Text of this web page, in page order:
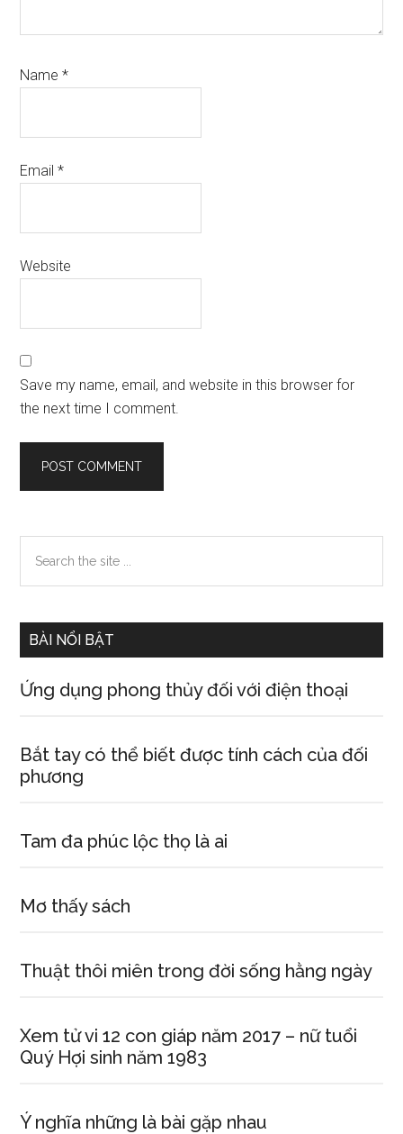
Name*
Email*
Website
Save my name, email, and website in this browser for
the next time I comment.
Primary
Sidebar
the
BÀI NỔI BẬT
Ứng dụng phong thủy đối với điện thoại
Bắt tay có thể biết được tính cách của đối
phương
Tam đa phúc lộc thọ là ai
Mơ thấy sách
Thuật thôi miên trong đời sống hằng ngày
Xem tử vi 12 con giáp năm 2017 – nữ tuổi
Quý Hợi sinh năm 1983
Ý nghĩa những là bài gặp nhau